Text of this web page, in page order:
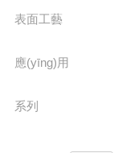
表面工藝
應(yīng)用
系列